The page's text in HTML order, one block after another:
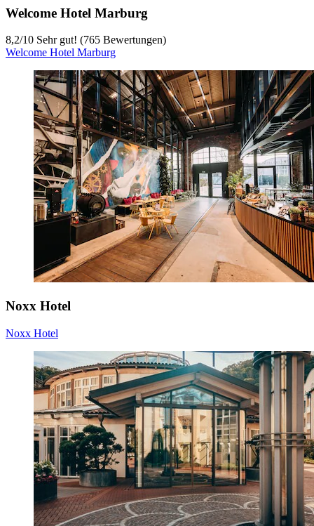
Welcome Hotel Marburg
8,2/10 Sehr gut! (765 Bewertungen)
Welcome Hotel Marburg
Noxx Hotel
Noxx Hotel